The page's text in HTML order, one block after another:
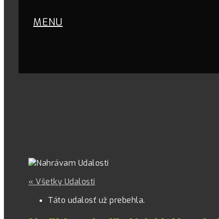
MENU
« Všetky Udalosti
Táto udalosť už prebehla.